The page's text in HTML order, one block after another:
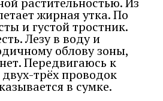
жирная утка. По
и густой тростник.
Лезу в воду и
облову зоны,
Передвигаюсь к
трёх проводок
в сумке.